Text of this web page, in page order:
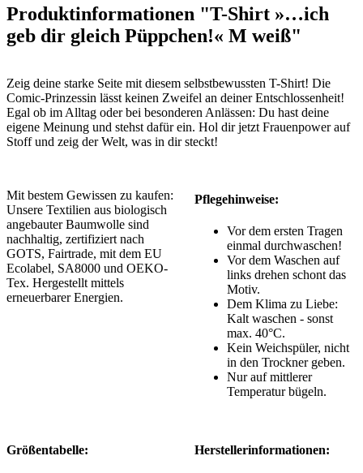
Produktinformationen "T-Shirt »…ich
geb dir gleich Püppchen!« M weiß"
Zeig deine starke Seite mit diesem selbstbewussten T-Shirt! Die
Comic-Prinzessin lässt keinen Zweifel an deiner Entschlossenheit!
Egal ob im Alltag oder bei besonderen Anlässen: Du hast deine
eigene Meinung und stehst dafür ein. Hol dir jetzt Frauenpower auf
Stoff und zeig der Welt, was in dir steckt!
Mit bestem Gewissen zu kaufen:
Unsere Textilien aus biologisch
angebauter Baumwolle sind
nachhaltig, zertifiziert nach
GOTS, Fairtrade, mit dem EU
Ecolabel, SA8000 und OEKO-
Tex. Hergestellt mittels
erneuerbarer Energien.
Pflegehinweise:
Vor dem ersten Tragen
einmal durchwaschen!
Vor dem Waschen auf
links drehen schont das
Motiv.
Dem Klima zu Liebe:
Kalt waschen - sonst
max. 40°C.
Kein Weichspüler, nicht
in den Trockner geben.
Nur auf mittlerer
Temperatur bügeln.
Größentabelle: Herstellerinformationen: